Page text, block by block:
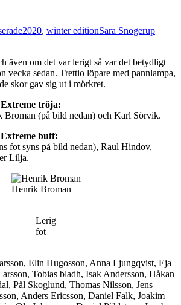
2020, winter editionSara Snogerup
även om det var lerigt så var det betydligt
vecka sedan. Trettio löpare med pannlampa,
skor gav sig ut i mörkret.
tröja:
Broman (på bild nedan) och Karl Sörvik.
buff:
fot syns på bild nedan), Raul Hindov,
Lilja.
Henrik Broman
Lerig
fot
Elin Hugosson, Anna Ljungqvist, Eja
Tobias bladh, Isak Andersson, Håkan
Pål Skoglund, Thomas Nilsson, Jens
Anders Ericsson, Daniel Falk, Joakim